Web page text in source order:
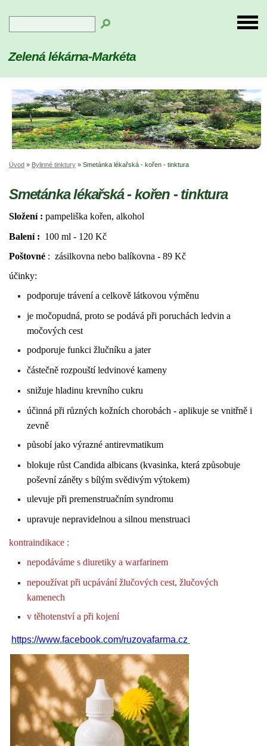
Zelená lékárna-Markéta
Úvod » Bylinné tinktury » Smetánka lékařská - kořen - tinktura
Smetánka lékařská - kořen - tinktura
Složení : pampeliška kořen, alkohol
Balení : 100 ml - 120 Kč
Poštovné : zásilkovna nebo balíkovna - 89 Kč
účinky:
podporuje trávení a celkově látkovou výměnu
je močopudná, proto se podává při poruchách ledvin a
močových cest
podporuje funkci žlučníku a jater
částečně rozpouští ledvinové kameny
snižuje hladinu krevního cukru
účinná při různých kožních chorobách - aplikuje se vnitřně i
zevně
působí jako výrazné antirevmatikum
blokuje růst Candida albicans (kvasinka, která způsobuje
poševní záněty s bílým svědivým výtokem)
ulevuje při premenstruačním syndromu
upravuje nepravidelnou a silnou menstruaci
kontraindikace :
nepodáváme s diuretiky a warfarinem
nepoužívat při ucpávání žlučových cest, žlučových
kamenech
v těhotenství a při kojení
https://www.facebook.com/ruzovafarma.cz